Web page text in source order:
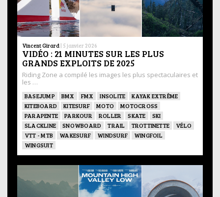
Vincent Girard | 5 janvier 2026
VIDÉO : 21 MINUTES SUR LES PLUS
GRANDS EXPLOITS DE 2025
Riding Zone a compilé les images les plus spectaculaires et
les …
BASEJUMP BMX FMX INSOLITE
KAYAK EXTRÊME
KITEBOARD
KITESURF MOTO
MOTOCROSS
PARAPENTE
PARKOUR ROLLER SKATE
SKI
SLACKLINE
SNOWBOARD TRAIL TROTTINETTE
VÉLO
VTT - MTB
WAKESURF WINDSURF
WINGFOIL
WINGSUIT